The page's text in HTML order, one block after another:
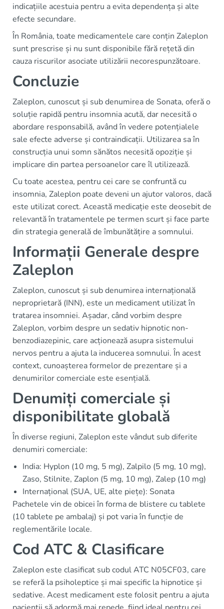
indicațiile acestuia pentru a evita dependența și alte
efecte secundare.
În România, toate medicamentele care conțin Zaleplon
sunt prescrise și nu sunt disponibile fără rețetă din
cauza riscurilor asociate utilizării necorespunzătoare.
Concluzie
Zaleplon, cunoscut și sub denumirea de Sonata, oferă o
soluție rapidă pentru insomnia acută, dar necesită o
abordare responsabilă, având în vedere potențialele
sale efecte adverse și contraindicații. Utilizarea sa în
construcția unui somn sănătos necesită opoziție și
implicare din partea persoanelor care îl utilizează.
Cu toate acestea, pentru cei care se confruntă cu
insomnia, Zaleplon poate deveni un ajutor valoros, dacă
este utilizat corect. Această medicație este deosebit de
relevantă în tratamentele pe termen scurt și face parte
din strategia generală de îmbunătățire a somnului.
Informații Generale despre
Zaleplon
Zaleplon, cunoscut și sub denumirea internațională
neproprietară (INN), este un medicament utilizat în
tratarea insomniei. Așadar, când vorbim despre
Zaleplon, vorbim despre un sedativ hipnotic non-
benzodiazepinic, care acționează asupra sistemului
nervos pentru a ajuta la inducerea somnului. În acest
context, cunoașterea formelor de prezentare și a
denumirilor comerciale este esențială.
Denumiți comerciale și
disponibilitate globală
În diverse regiuni, Zaleplon este vândut sub diferite
denumiri comerciale:
India: Hyplon (10 mg, 5 mg), Zalpilo (5 mg, 10 mg),
Zaso, Stilnite, Zaplon (5 mg, 10 mg), Zalep (10 mg)
Internațional (SUA, UE, alte piețe): Sonata
Pachetele vin de obicei în forma de blistere cu tablete
(10 tablete pe ambalaj) și pot varia în funcție de
reglementările locale.
Cod ATC & Clasificare
Zaleplon este clasificat sub codul ATC N05CF03, care
se referă la psiholeptice și mai specific la hipnotice și
sedative. Acest medicament este folosit pentru a ajuta